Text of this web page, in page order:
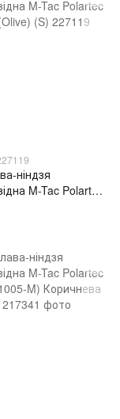
ніндзя
M-Tac Polartec
(S)